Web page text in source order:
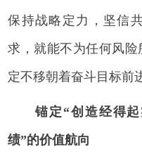
保持战略定力，坚信
求，就能不为任何风
定不移朝着奋斗目标前
锚定“创造经得
绩”的价值航向